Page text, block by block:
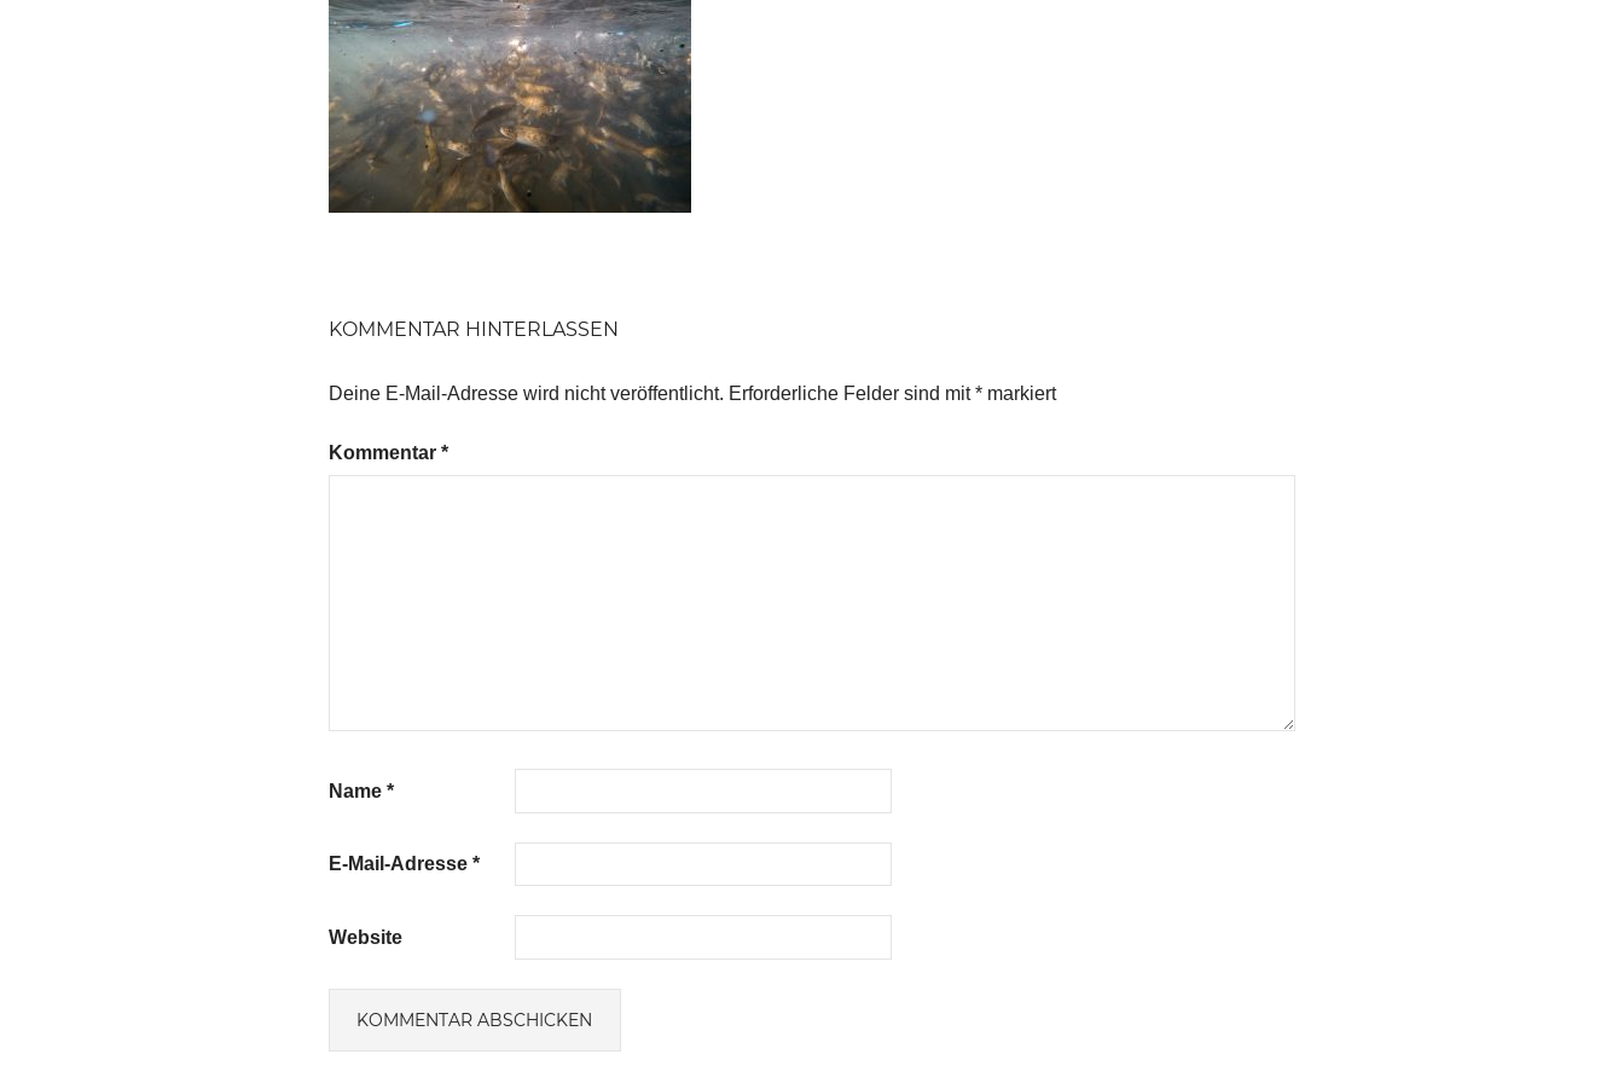
KOMMENTAR HINTERLASSEN
Deine E-Mail-Adresse wird nicht veröffentlicht. Erforderliche Felder sind mit* markiert
Kommentar *
Name *
E-Mail-Adresse *
Website